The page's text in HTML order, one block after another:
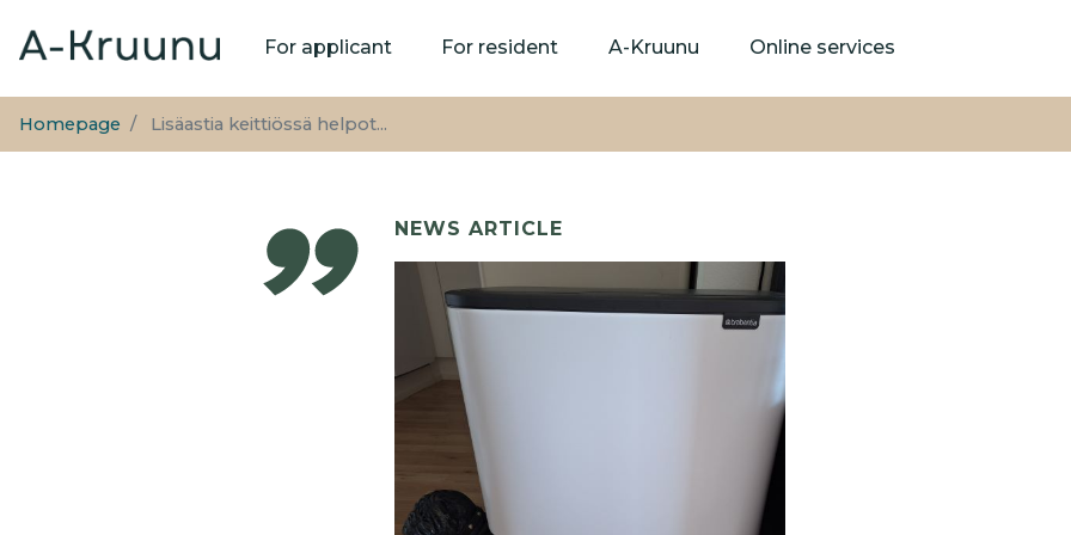
to
Main
navigation
For applicant For resident A-Kruunu Online services
Homepage Lisäastia keittiössä helpot...
NEWS ARTICLE